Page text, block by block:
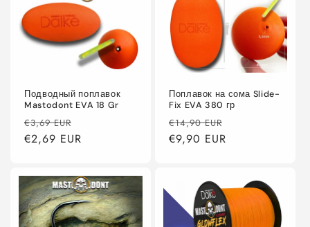
Подводный поплавок
Mastodont EVA 18 Gr
Обычная
цена
€3,69 EUR
со
€2,69 EUR
Поплавок на сома Slide-
Fix EVA 380 гр
Обычная
цена
€14,90 EUR
€9,90 EUR